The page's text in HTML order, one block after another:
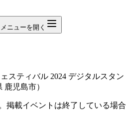
メニューを開く
スティバル 2024 デジタルスタン
児島市）
掲載イベントは終了している場合